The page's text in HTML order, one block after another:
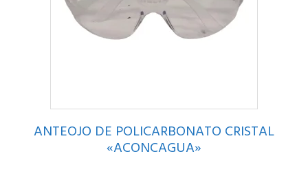
ANTEOJO DE POLICARBONATO CRISTAL
«ACONCAGUA»